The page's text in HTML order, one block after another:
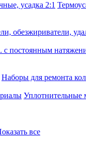
усадка 2:1
обезжириватели,
постоянным
Наборы для ремонта
Уплотнительные
все